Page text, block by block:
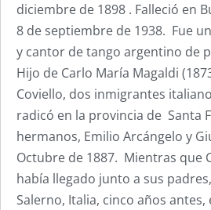
diciembre de 1898 . Falleció en
8 de septiembre de 1938. Fue
y cantor de tango argentino de
Hijo de Carlo María Magaldi
Coviello, dos inmigrantes
radicó en la provincia de Santa
hermanos, Emilio Arcángelo y
Octubre de 1887. Mientras que
había llegado junto a sus
Salerno, Italia, cinco años antes,